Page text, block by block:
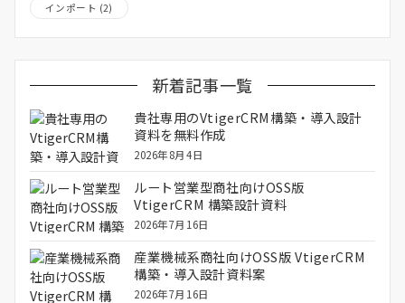
インポート (2)
新着記事一覧
貴社専用のVtigerCRM構築・導入設計
資料を無料作成
2026年8月4日
ルート営業型商社向けOSS版
VtigerCRM 構築設計資料
2026年7月16日
産業機械系商社向けOSS版 VtigerCRM
構築・導入設計資料案
2026年7月16日